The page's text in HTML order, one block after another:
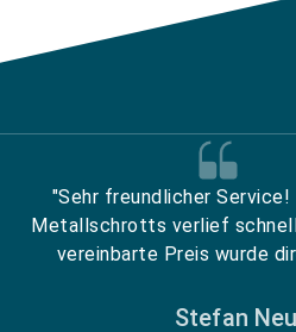
"Sehr freundlicher Service!
Metallschrotts verlief
vereinbarte Preis wurde
Stefan